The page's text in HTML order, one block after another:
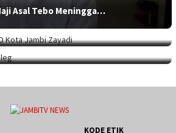
Asal Tebo Meningga…
Dewan: Diknas Harus…
Juli 17, 2023
Berkas Bacaleg, 9…
KODE ETIK